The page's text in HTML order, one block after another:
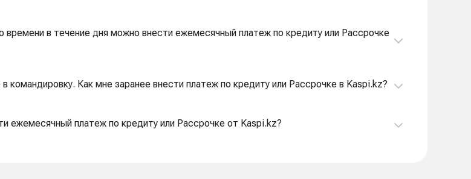
времени в течение дня можно внести ежемесячный платеж по кредиту или Рассрочке
командировку. Как мне заранее внести платеж по кредиту или Рассрочке в Kaspi.kz?
ежемесячный платеж по кредиту или Рассрочке от Kaspi.kz?